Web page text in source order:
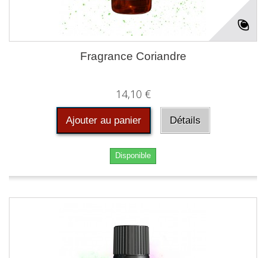
Fragrance Coriandre
14,10 €
Ajouter au panier Détails
Disponible